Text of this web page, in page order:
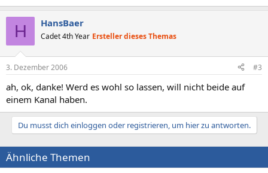
H HansBaer
Cadet 4th Year Ersteller dieses Themas
3. Dezember 2006 #3
ah, ok, danke! Werd es wohl so lassen, will nicht beide auf
einem Kanal haben.
Du musst dich einloggen oder registrieren, um hier zu antworten.
Ähnliche Themen